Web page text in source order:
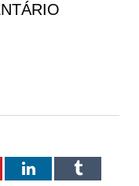
LinkedInTumblr